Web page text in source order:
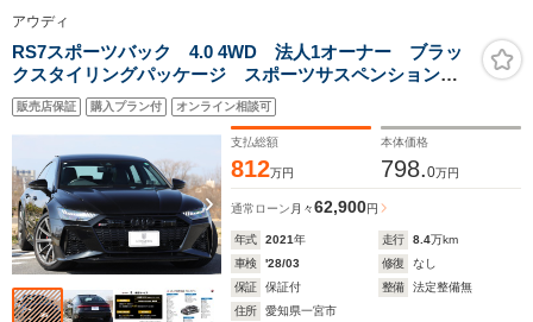
アウディ
RS7スポーツバック 4.0 4WD 法人1オーナー ブラッ
クスタイリングパッケージ スポーツサスペンションプ
ラス RSスポーツエグゾースト マッサージ機能付きダ
イヤステッチ入りバルコナレザー ベンチレーター パ
販売店保証 購入プラン付 オンライン相談可
支払総額
812万円
本体価格
798.0万円
通常ローン 月々62,900円
年式 2021年 走行 8.4万km
車検
'28/03 修復
なし
保証
保証付 整備
法定整備無
住所
愛知県一宮市